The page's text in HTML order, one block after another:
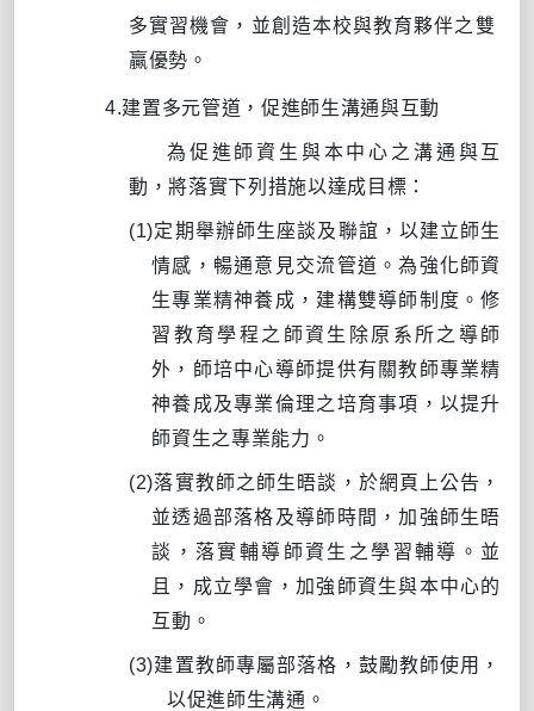
多實習機會，並創造本校與教育夥伴之雙
贏優勢。
4.建置多元管道，促進師生溝通與互動
為促進師資生與本中心之溝通與互
動，將落實下列措施以達成目標：
(1)定期舉辦師生座談及聯誼，以建立師生
情感，暢通意見交流管道。為強化師資
生專業精神養成，建構雙導師制度。修
習教育學程之師資生除原系所之導師
外，師培中心導師提供有關教師專業精
神養成及專業倫理之培育事項，以提升
師資生之專業能力。
(2)落實教師之師生晤談，於網頁上公告，
並透過部落格及導師時間，加強師生晤
談，落實輔導師資生之學習輔導。並
且，成立學會，加強師資生與本中心的
互動。
(3)建置教師專屬部落格，鼓勵教師使用，
以促進師生溝通。